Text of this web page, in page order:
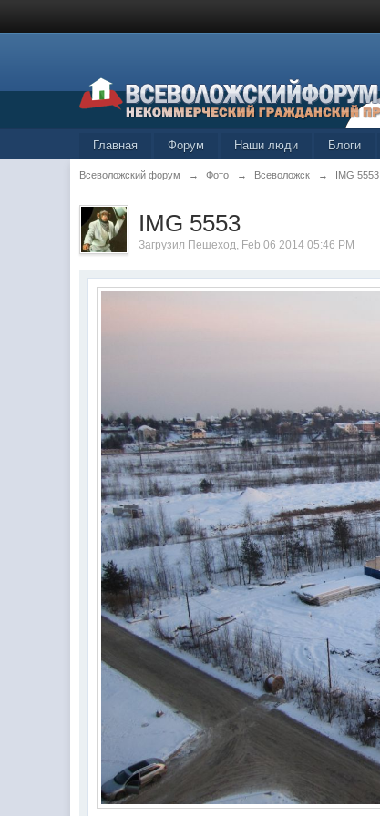
Главная Форум Наши люди Блоги
Всеволожский форум → Фото → Всеволожск → IMG 5553
IMG 5553
Загрузил Пешеход, Feb 06 2014 05:46 PM